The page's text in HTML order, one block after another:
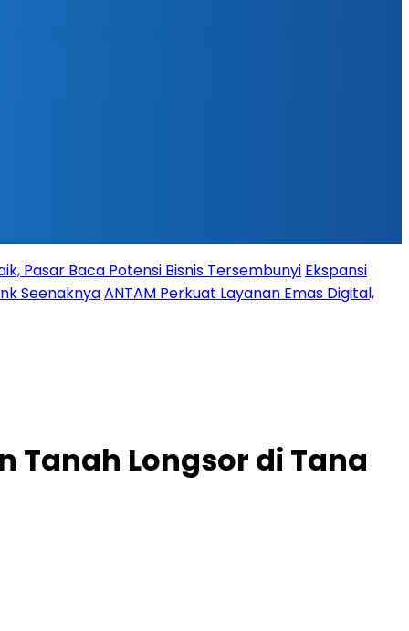
Pasar Baca Potensi Bisnis Tersembunyi Ekspansi
SeenaknyaANTAM Perkuat Layanan Emas Digital,
Tanah Longsor di Tana